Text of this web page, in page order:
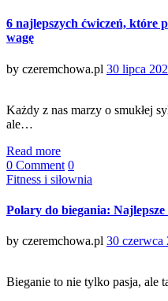
6 najlepszych ćwiczeń, które
wagę
by czeremchowa.pl Posted
30 lipca
Każdy z nas marzy o smukłej
ale…
Read more
0 Comment 0
Categories
Fitness i siłownia
Polary do biegania:
by czeremchowa.pl Posted
30 czerwca
Bieganie to nie tylko pasja, ale